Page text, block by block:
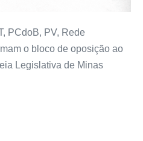
PCdoB, PV, Rede
o bloco de oposição ao
Legislativa de Minas